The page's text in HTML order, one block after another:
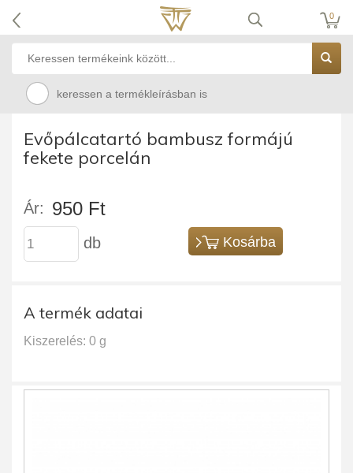
0
keressen a termékleírásban is
Evőpálcatartó bambusz formájú
fekete porcelán
Ár: 950 Ft
db Kosárba
A termék adatai
Kiszerelés: 0 g